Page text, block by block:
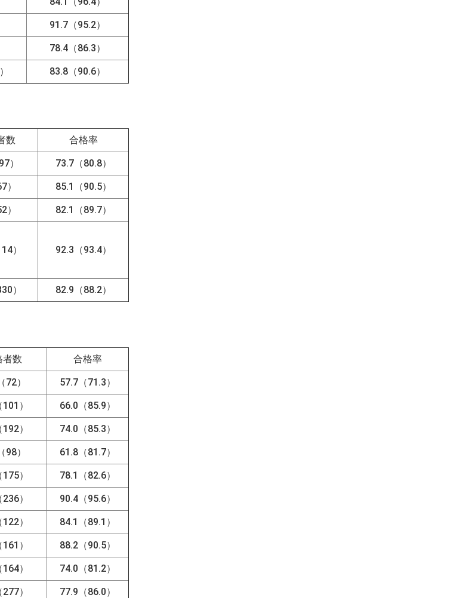
91.7（95.2）
78.4（86.3）
83.8（90.6）
数 合格率
） 73.7（80.8）
） 85.1（90.5）
） 82.1（89.7）
） 92.3（93.4）
） 82.9（88.2）
者数 合格率
72） 57.7（71.3）
） 66.0（85.9）
） 74.0（85.3）
98） 61.8（81.7）
） 78.1（82.6）
） 90.4（95.6）
） 84.1（89.1）
） 88.2（90.5）
） 74.0（81.2）
） 77.9（86.0）